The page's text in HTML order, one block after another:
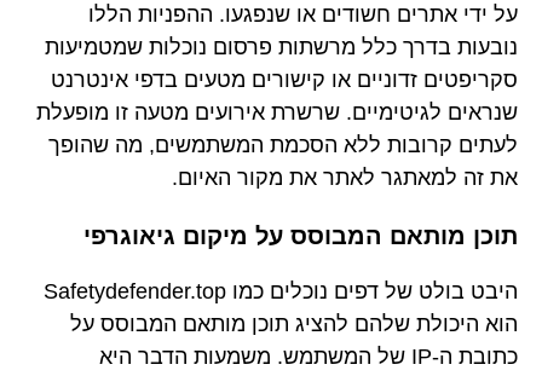
על ידי אתרים חשודים או שנפגעו. ההפניות הללו
נובעות בדרך כלל מרשתות פרסום נוכלות שמטמיעות
סקריפטים זדוניים או קישורים מטעים בדפי אינטרנט
שנראים לגיטימיים. שרשרת אירועים מטעה זו מופעלת
לעתים קרובות ללא הסכמת המשתמשים, מה שהופך
את זה למאתגר לאתר את מקור האיום.
תוכן מותאם המבוסס על מיקום גיאוגרפי
היבט בולט של דפים נוכלים כמו Safetydefender.top
הוא היכולת שלהם להציג תוכן מותאם המבוסס על
כתובת ה-IP של המשתמש. משמעות הדבר היא